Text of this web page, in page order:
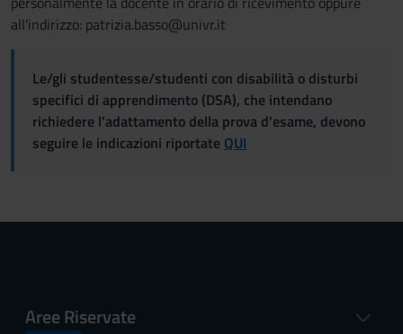
all’indirizzo: patrizia.basso@univr.it
Le/gli studentesse/studenti con disabilità o disturbi
specifici di apprendimento (DSA), che intendano
richiedere l'adattamento della prova d'esame, devono
seguire le indicazioni riportate QUI
Aree Riservate